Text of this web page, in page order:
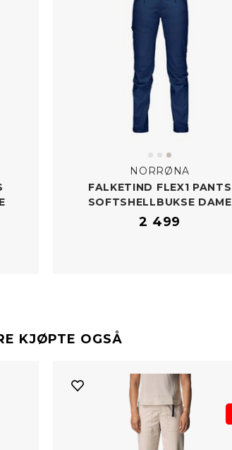
NORRØNA
FALKETIND FLEX1 PANTS
SOFTSHELLBUKSE DAME
2 499
KJØPTE OGSÅ